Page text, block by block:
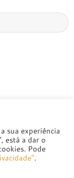
sua experiência
está a dar o
Pode
.